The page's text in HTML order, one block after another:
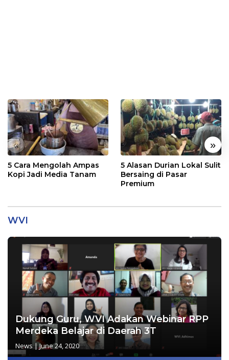
« »
5 Cara Mengolah Ampas
Kopi Jadi Media Tanam
5 Alasan Durian Lokal Sulit
Bersaing di Pasar
Premium
WVI
Dukung Guru, WVI Adakan Webinar RPP
Merdeka Belajar di Daerah 3T
News|June 24, 2020